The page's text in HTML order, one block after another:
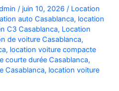
/ juin 10, 2026 / Location
auto Casablanca, location
C3 Casablanca, Location
de voiture Casablanca,
, location voiture compacte
courte durée Casablanca,
Casablanca, location voiture